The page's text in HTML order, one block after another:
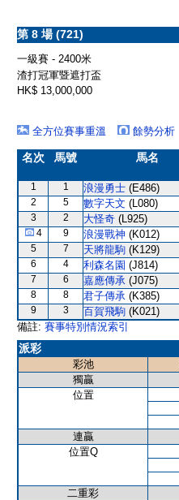
第 8 場 (721)
一級賽 - 2400米
渣打冠軍暨遮打盃
HK$ 13,000,000
全方位賽事重溫
餘勢分析
名次 馬號 馬名
1 1 浪漫勇士 (E486)
2
5 數字天文 (L080)
3
2 大怪奇 (L925)
4
9 浪漫戰神 (K012)
5
7 天將龍駒 (K129)
6
4 利森名園 (J814)
7
6 嘉應傳承 (J075)
8
8 君子傳承 (K385)
9
3 百賀飛駒 (K021)
備註: 賽事特別情況索引
派彩
彩池
獨贏
位置
連贏
位置Q
二重彩